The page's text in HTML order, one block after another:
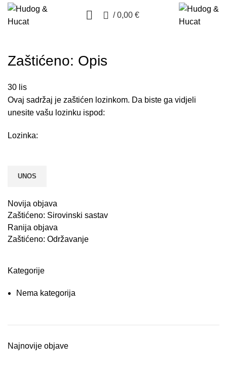
/ 0,00 €
Zaštićeno: Opis
30 lis
Ovaj sadržaj je zaštićen lozinkom. Da biste ga vidjeli
unesite vašu lozinku ispod:
Lozinka:
Novija objava
Zaštićeno: Sirovinski sastav
Ranija objava
Zaštićeno: Održavanje
Kategorije
Nema kategorija
Najnovije objave